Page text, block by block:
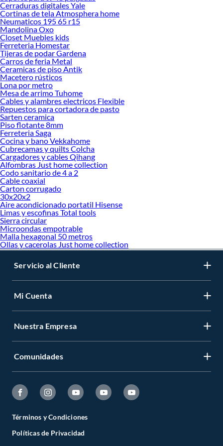
ofrecerte!
Encuentra una amplia variedad de productos de Alargadores y Extensiones
Eléctricas en Sodimac. Encuentra todo lo necesario para tus proyectos de
renovación y decoración. ¡Visítanos y haz tus ideas realidad!
Cerraduras digitales Yale
Cortinas de tela Atmosphera home
Neumaticos 195 65 r15
Mandolina Oxo
Closet Muebles kids
Ferreteria Homestar
Tijeras de podar Gardena
Carros de feria Metal
Ceramicas de piso Antik
Macetero rústicos
Lona por metro
Mesa de arrimo Tuhome
Cables y alambres electricos Flexible
Repuestos para cortadora de pasto
Sarten ceramica
Piso flotante 8mm
Ferreteria Saga
Cocina y bano Vekkahome
Cubrecamas y quilts Colcha
Cargadores y cables Qihang
Alfombras Just home collection
Codo sanitario de 4 a 2
Cable coaxial
Carton corrugado
30x20x2
Aire acondicionado portatil Hisense
Limas y escofinas Total tools
Sierra circular
Microondas empotrable
Malla hexagonal 50 metros
Ollas y cacerolas Just home collection
Servicio al Cliente
Mi Cuenta
Nuestra Empresa
Comunidades
Términos y Condiciones
Políticas de Privacidad